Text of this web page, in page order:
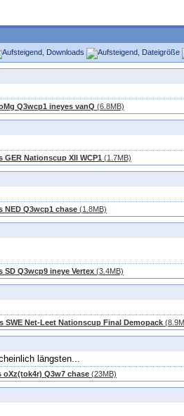
Downloads Dateigröße
Q3wcp1 ineyes vanQ (6.8MB)
GER Nationscup XII WCP1 (1.7MB)
NED Q3wcp1 chase (1.8MB)
SD Q3wcp9 ineye Vertex (3.4MB)
SWE Net-Leet Nationscup Final Demopack
längsten...
oXz(tok4r) Q3w7 chase (23MB)